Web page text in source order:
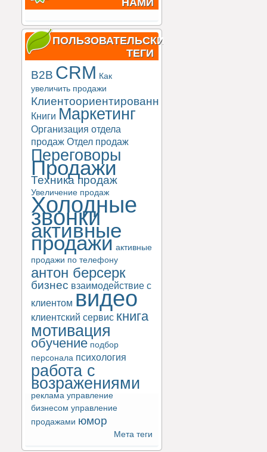
НАМИ
ПОЛЬЗОВАТЕЛЬСКИЕ
ТЕГИ
B2B CRM Как
увеличить продажи
Клиентоориентированность
Книги Маркетинг
Организация отдела
продаж Отдел продаж
Переговоры
Продажи
Техника продаж
Увеличение продаж
Холодные
звонки
активные
продажи активные
продажи по телефону
антон берсерк
бизнес взаимодействие с
клиентом видео
клиентский сервис книга
мотивация
обучение подбор
персонала психология
работа с
возражениями
реклама управление
бизнесом управление
продажами юмор
Мета теги